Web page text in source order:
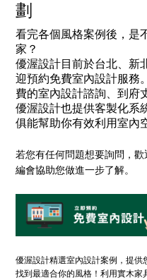
劃
看完各個風格案例後，是
家？
優渥設計目前於台北、新
迎預約免費室內設計服務
費的室內設計諮詢、到府
優渥設計也提供客製化系
俱能幫助你有效利用室內
若您有任何問題想要詢問，
編會協助您做進一步了解。
優渥設計精選室內設計案例，提供
找到最適合你的風格！利用實木